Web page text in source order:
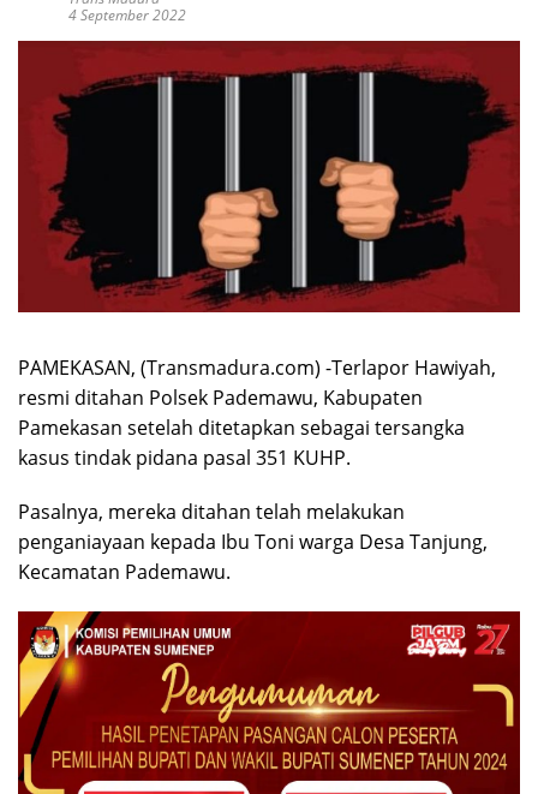
4 September 2022
PAMEKASAN, (Transmadura.com) -Terlapor Hawiyah,
resmi ditahan Polsek Pademawu, Kabupaten
Pamekasan setelah ditetapkan sebagai tersangka
kasus tindak pidana pasal 351 KUHP.
Pasalnya, mereka ditahan telah melakukan
penganiayaan kepada Ibu Toni warga Desa Tanjung,
Kecamatan Pademawu.